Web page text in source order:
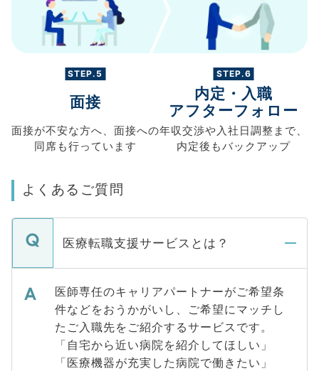
STEP.5
面接
面接が不安な方へ、 面接への
同席も行っています
STEP.6
内定・入職
アフターフォロー
年収交渉や入社日調整まで、
内定後もバックアップ
よくあるご質問
医療転職支援サービスとは？
医師専任のキャリアパートナーがご希望条
件などをおうかがいし、ご希望にマッチし
たご入職先をご紹介するサービスです。
「自宅から近い病院を紹介してほしい」
「医療機器が充実した病院で働きたい」